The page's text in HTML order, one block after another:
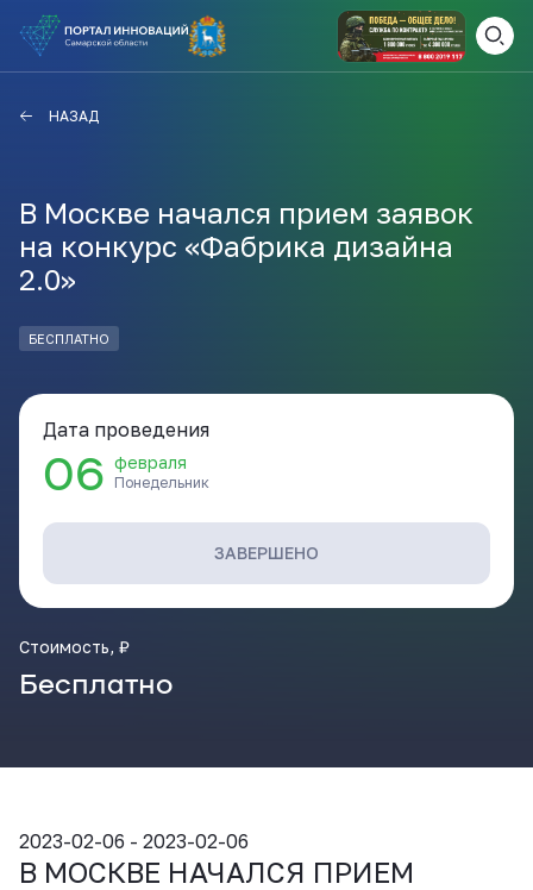
НАЗАД
В Москве начался прием заявок
на конкурс «Фабрика дизайна
2.0»
БЕСПЛАТНО
Дата проведения
06 февраля
Понедельник
ЗАВЕРШЕНО
Стоимость, ₽
Бесплатно
2023-02-06 - 2023-02-06
В МОСКВЕ НАЧАЛСЯ ПРИЕМ
Актуальные конкурсы
Анонсы публикаций
ЗАКРЫТЬ
ВАМ СЮДА
ПОЛЕЗНЫЕ СТАТЬИ И
НОВОСТИ
ПОДПИСЫВАЙТЕСЬ
ВКонтакте